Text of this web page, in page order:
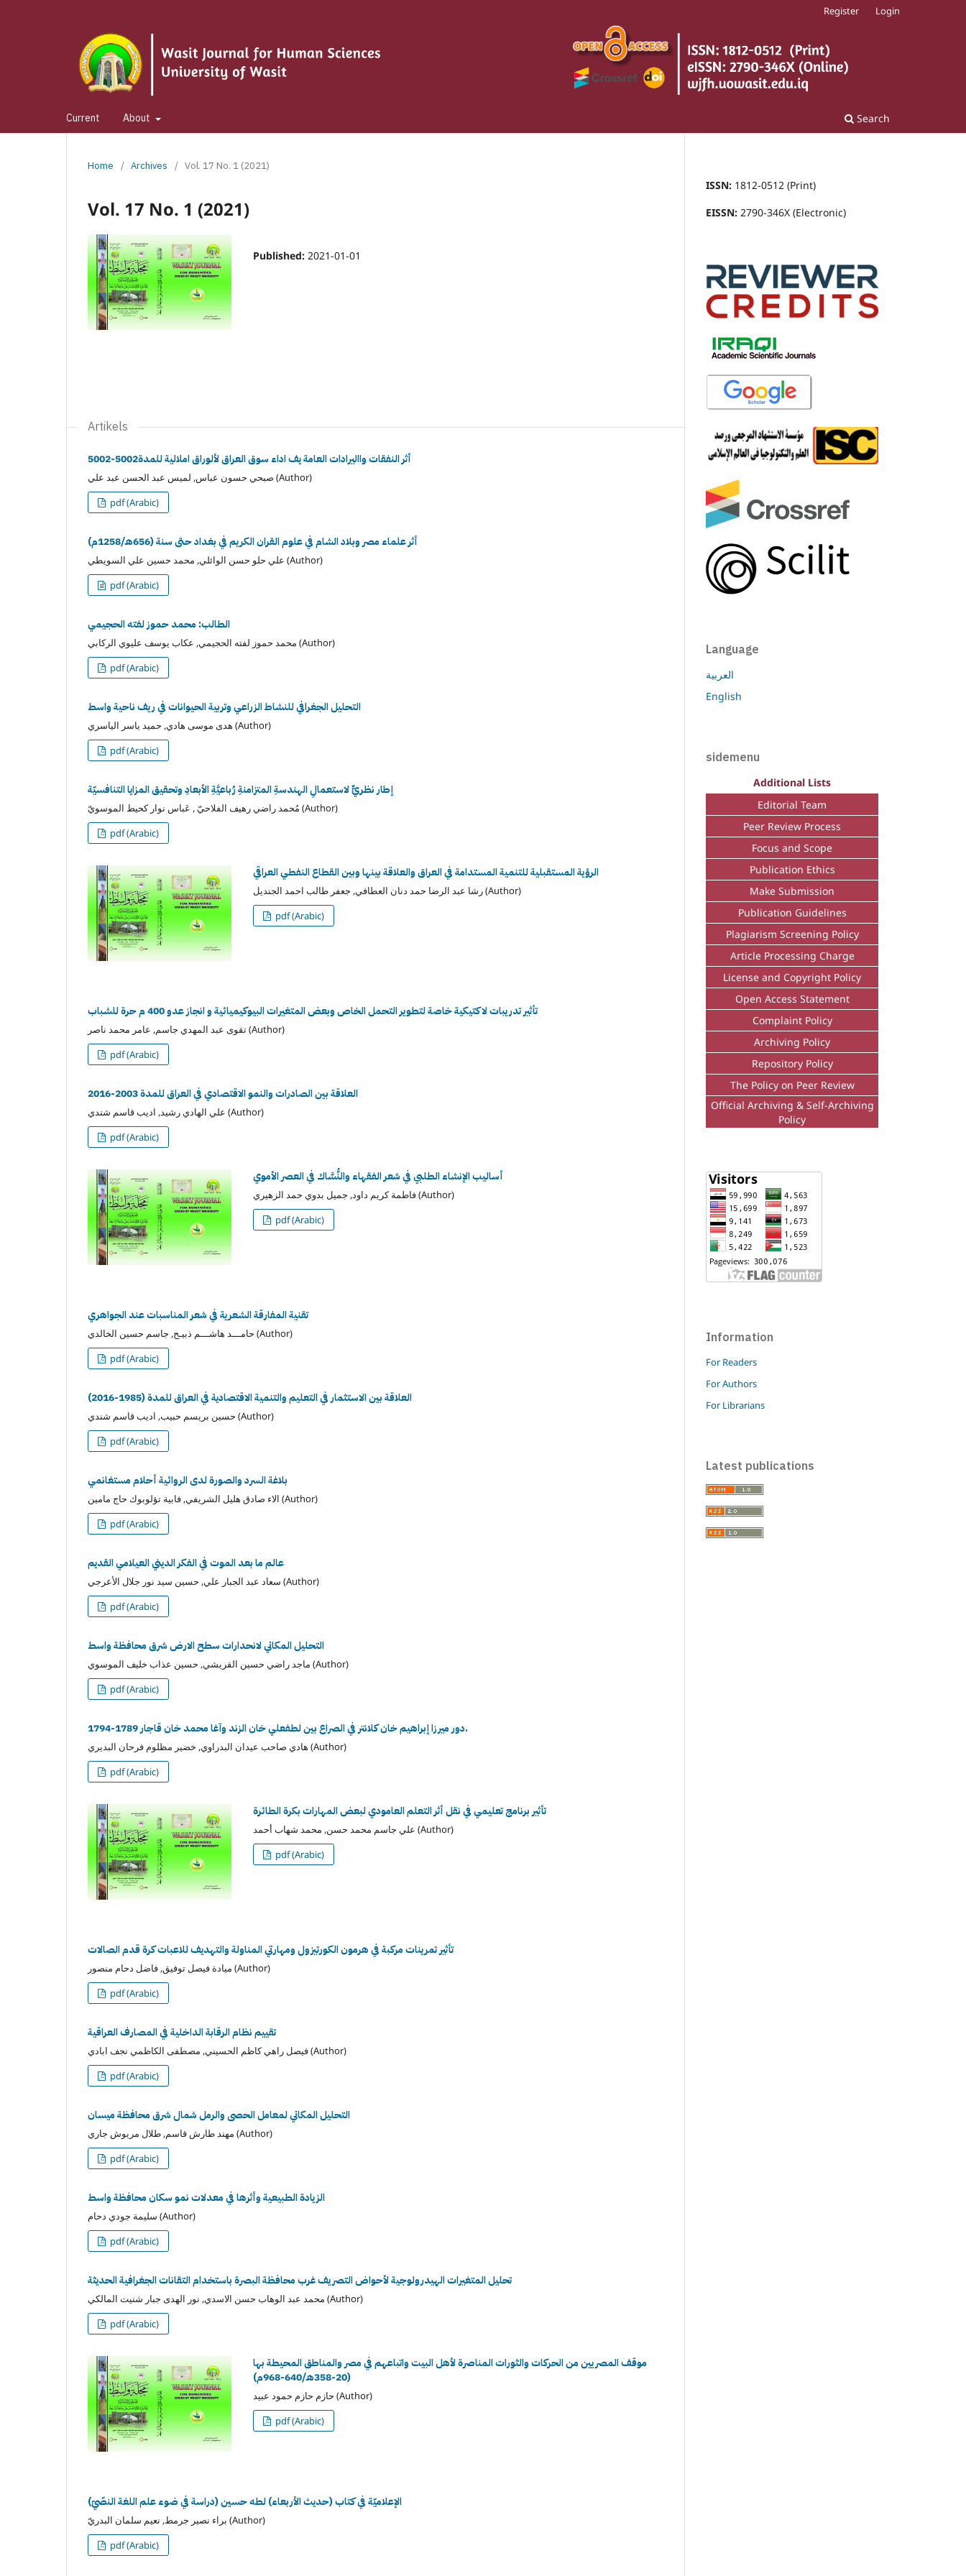
Current About Search
Register Login
Home / Archives / Vol. 17 No. 1 (2021)
Vol. 17 No. 1 (2021)
Published: 2021-01-01
Artikels
أثر النفقات وااليرادات العامة يف اداء سوق العراق لألوراق املالية للمدة5002-5002
صبحي حسون عباس, لميس عبد الحسن عبد علي (Author)
pdf (Arabic)
أثر علماء مصر وبلاد الشام في علوم القران الكريم في بغداد حتى سنة (656هـ/1258م)
علي حلو حسن الوائلي, محمد حسين علي السويطي (Author)
pdf (Arabic)
الطالب: محمد حموز لفته الحجيمي
محمد حموز لفته الحجيمي, عكاب يوسف عليوي الركابي (Author)
pdf (Arabic)
التحليل الجغرافي للنشاط الزراعي وتربية الحيوانات في ريف ناحية واسط
هدى موسى هادي, حميد ياسر الياسري (Author)
pdf (Arabic)
إطار نظريٌّ لاستعمالِ الهندسةِ المتزامنةِ رُباعيَّةِ الأبعادِ وتحقيق المزايا التنافسيّة
مُحمد راضي رهيف الفلاحيّ , عَباس نوار كحيط الموسويّ (Author)
pdf (Arabic)
الرؤية المستقبلية للتنمية المستدامة في العراق والعلاقة بينها وبين القطاع النفطي العراقي
رشا عبد الرضا حمد دنان العطافي, جعفر طالب احمد الجنديل (Author)
pdf (Arabic)
تأثير تدريبات لاكتيكية خاصة لتطوير التحمل الخاص وبعض المتغيرات البيوكيميائية و انجاز عدو 400 م حرة للشباب
تقوى عبد المهدي جاسم, عامر محمد ناصر (Author)
pdf (Arabic)
العلاقة بين الصادرات والنمو الاقتصادي في العراق للمدة 2003-2016
علي الهادي رشيد, اديب قاسم شندي (Author)
pdf (Arabic)
أساليب الإنشاء الطلبي في شعر الفقهاء والنُّسَّاك في العصر الأموي
فاطمة كريم داود, جميل بدوي حمد الزهيري (Author)
pdf (Arabic)
تقنية المفارقة الشعرية في شعر المناسبات عند الجواهري
حامـــد هاشـــم ذبيـح, جاسم حسين الخالدي (Author)
pdf (Arabic)
العلاقة بين الاستثمار في التعليم والتنمية الاقتصادية في العراق للمدة (1985-2016)
حسين بريسم حبيب, اديب قاسم شندي (Author)
pdf (Arabic)
بلاغة السرد والصورة لدى الروائية أحلام مستغانمي
الاء صادق هليل الشريفي, فابية تؤلوبوك حاج مامين (Author)
pdf (Arabic)
عالم ما بعد الموت في الفكر الديني العيلامي القديم
سعاد عبد الجبار علي, حسين سيد نور جلال الأعرجي (Author)
pdf (Arabic)
التحليل المكاني لانحدارات سطح الارض شرق محافظة واسط
ماجد راضي حسين القريشي, حسين عذاب خليف الموسوي (Author)
pdf (Arabic)
دور ميرزا إبراهيم خان كلانتر في الصراع بين لطفعلي خان الزند وآغا محمد خان قاجار 1789-1794.
هادي صاحب عيدان البدراوي, خضير مظلوم فرحان البديري (Author)
pdf (Arabic)
تأثير برنامج تعليمي في نقل أثر التعلم العامودي لبعض المهارات بكرة الطائرة
علي جاسم محمد حسن, محمد شهاب أحمد (Author)
pdf (Arabic)
تأثير تمرينات مركبة في هرمون الكورتيزول ومهارتي المناولة والتهديف للاعبات كرة قدم الصالات
ميادة فيصل توفيق, فاضل دحام منصور (Author)
pdf (Arabic)
تقييم نظام الرقابة الداخلية في المصارف العراقية
فيصل راهي كاظم الحسيني, مصطفى الكاظمي نجف ابادي (Author)
pdf (Arabic)
التحليل المكاني لمعامل الحصى والرمل شمال شرق محافظة ميسان
مهند طارش قاسم, طلال مريوش جاري (Author)
pdf (Arabic)
الزيادة الطبيعية وأثرها في معدلات نمو سكان محافظة واسط
سليمة جودي دحام (Author)
pdf (Arabic)
تحليل المتغيرات الهيدرولوجية لأحواض التصريف غرب محافظة البصرة باستخدام التقانات الجغرافية الحديثة
محمد عبد الوهاب حسن الاسدي, نور الهدى جبار شنيت المالكي (Author)
pdf (Arabic)
موقف المصريين من الحركات والثورات المناصرة لأهل البيت واتباعهم في مصر والمناطق المحيطة بها
(20-358هـ/640-968م)
حازم حازم حمود عبيد (Author)
pdf (Arabic)
الإعلاميّة في كتاب (حديث الأربعاء) لطه حسين (دراسة في ضوء علم اللغة النصّيّ)
براء نصير جرمط, نعيم سلمان البدريّ (Author)
pdf (Arabic)
ISSN: 1812-0512 (Print)
EISSN: 2790-346X (Electronic)
Language
العربية
English
sidemenu
Additional Lists
Editorial Team
Peer Review Process
Focus and Scope
Publication Ethics
Make Submission
Publication Guidelines
Plagiarism Screening Policy
Article Processing Charge
License and Copyright Policy
Open Access Statement
Complaint Policy
Archiving Policy
Repository Policy
The Policy on Peer Review
Official Archiving & Self-Archiving
Policy
Information
For Readers
For Authors
For Librarians
Latest publications